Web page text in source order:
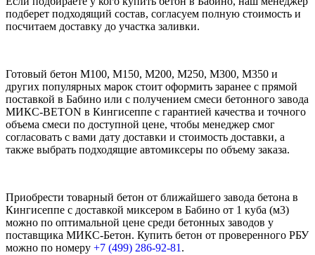
подберет подходящий состав, согласуем полную стоимость и
посчитаем доставку до участка заливки.
Готовый бетон М100, М150, М200, М250, М300, М350 и
других популярных марок стоит оформить заранее с прямой
поставкой в Бабино или с получением смеси бетонного завода
МИКС-BETON в Кингисеппе с гарантией качества и точного
объема смеси по доступной цене, чтобы менеджер смог
согласовать с вами дату доставки и стоимость доставки, а
также выбрать подходящие автомиксеры по объему заказа.
Приобрести товарный бетон от ближайшего завода бетона в
Кингисеппе с доставкой миксером в Бабино от 1 куба (м3)
можно по оптимальной цене среди бетонных заводов у
поставщика МИКС-Бетон. Купить бетон от проверенного РБУ
можно по номеру +7 (499) 286-92-81 .